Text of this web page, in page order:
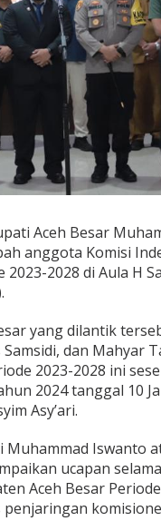
Aceh Besar
anggota Komisi
2028 di Aula H
yang dilantik
dan Mahyar
2023-2028 ini
2024 tanggal 10
Asy’ari.
Muhammad Iswanto
ucapan
Aceh Besar